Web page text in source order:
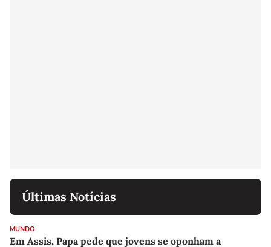
Últimas Notícias
MUNDO
Em Assis, Papa pede que jovens se oponham a